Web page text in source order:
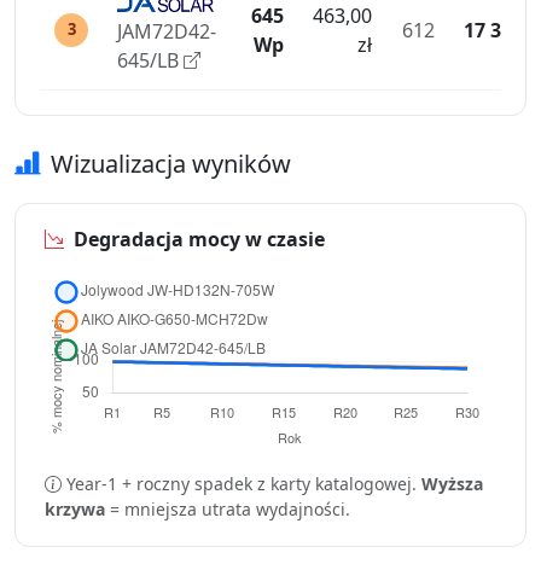
3
JAM72D42-
645/LB
645
Wp
463,00
zł
612 17 338
Wizualizacja wyników
Degradacja mocy w czasie
Year-1 + roczny spadek z karty katalogowej. Wyższa
krzywa = mniejsza utrata wydajności.